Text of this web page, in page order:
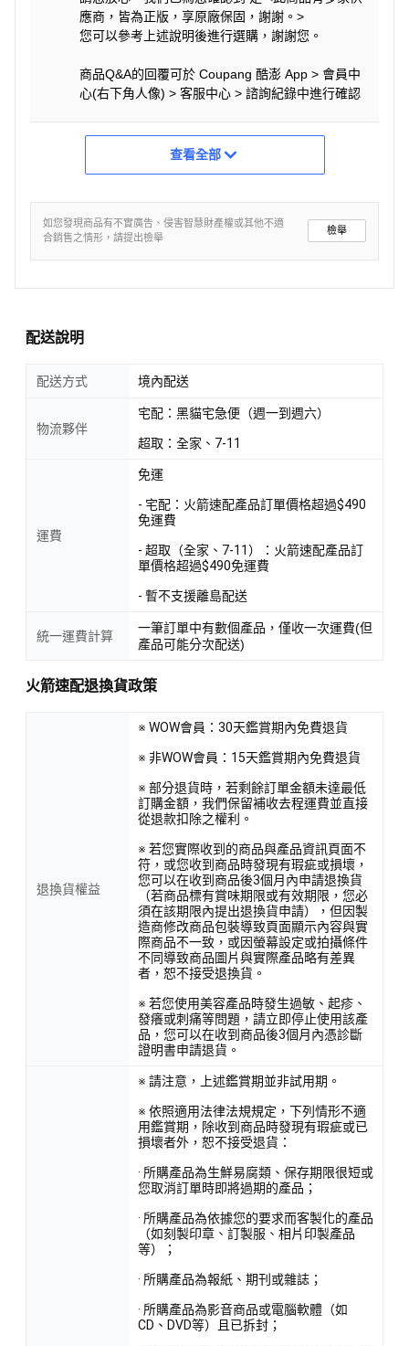
應商，皆為正版，享原廠保固，謝謝。>
您可以參考上述說明後進行選購，謝謝您。
商品Q&A的回覆可於 Coupang 酷澎 App > 會員中
心(右下角人像) > 客服中心 > 諮詢紀錄中進行確認
查看全部
如您發現商品有不實廣告、侵害智慧財產權或其他不適
合銷售之情形，請提出檢舉
檢舉
配送說明
配送方式 境內配送
物流夥伴
宅配：黑貓宅急便（週一到週六）
超取：全家、7-11
運費
免運
- 宅配：火箭速配產品訂單價格超過$490
免運費
- 超取（全家、7-11）：火箭速配產品訂
單價格超過$490免運費
- 暫不支援離島配送
統一運費計算
一筆訂單中有數個產品，僅收一次運費(但
產品可能分次配送)
火箭速配退換貨政策
退換貨權益
※ WOW會員：30天鑑賞期內免費退貨
※ 非WOW會員：15天鑑賞期內免費退貨
※ 部分退貨時，若剩餘訂單金額未達最低
訂購金額，我們保留補收去程運費並直接
從退款扣除之權利。
※ 若您實際收到的商品與產品資訊頁面不
符，或您收到商品時發現有瑕疵或損壞，
您可以在收到商品後3個月內申請退換貨
（若商品標有賞味期限或有效期限，您必
須在該期限內提出退換貨申請），但因製
造商修改商品包裝導致頁面顯示內容與實
際商品不一致，或因螢幕設定或拍攝條件
不同導致商品圖片與實際產品略有差異
者，恕不接受退換貨。
※ 若您使用美容產品時發生過敏、起疹、
發癢或刺痛等問題，請立即停止使用該產
品，您可以在收到商品後3個月內憑診斷
證明書申請退貨。
※ 請注意，上述鑑賞期並非試用期。
※ 依照適用法律法規規定，下列情形不適
用鑑賞期，除收到商品時發現有瑕疵或已
損壞者外，恕不接受退貨：
· 所購產品為生鮮易腐類、保存期限很短或
您取消訂單時即將過期的產品；
· 所購產品為依據您的要求而客製化的產品
（如刻製印章、訂製服、相片印製產品
等）；
· 所購產品為報紙、期刊或雜誌；
· 所購產品為影音商品或電腦軟體（如
CD、DVD等）且已拆封；